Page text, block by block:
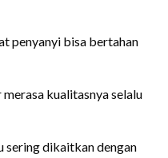
penyanyi bisa bertahan
merasa kualitasnya selalu
sering dikaitkan dengan